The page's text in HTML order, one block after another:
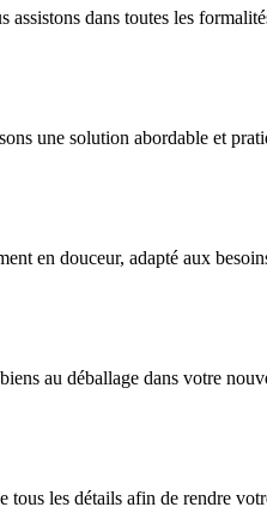
dans toutes les
une solution abordable et
en douceur, adapté aux
au déballage dans votre
tous les détails afin de rendre